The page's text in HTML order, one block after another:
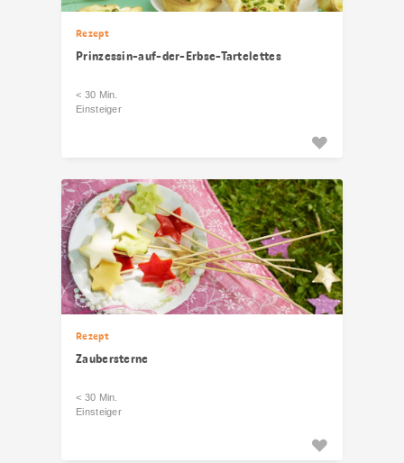
Rezept
Prinzessin-auf-der-Erbse-Tartelettes
< 30 Min.
Einsteiger
Rezept
Zaubersterne
< 30 Min.
Einsteiger